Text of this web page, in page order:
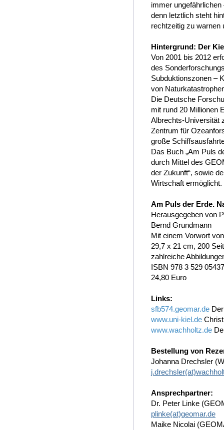
immer
denn letztlich steht
rechtzeitig zu warnen
Hintergrund: Der
Von 2001 bis 2012
des
Subduktionszonen –
von
Die Deutsche
mit rund 20 Millionen
Albrechts-Universität
Zentrum für
große
Das Buch „Am Puls
durch Mittel des
der Zukunft“, sowie
Wirtschaft ermöglicht.
Am Puls der Erde.
Herausgegeben von
Bernd Grundmann
Mit einem Vorwort
29,7 x 21 cm, 200
zahlreiche
ISBN 978 3 529
24,80 Euro
Links:
sfb574.geomar.de
www.uni-kiel.de
www.wachholtz.de
Bestellung von
Johanna Drechsler
Ansprechpartner:
Dr. Peter Linke
plinke(at)geomar.de
Maike Nicolai